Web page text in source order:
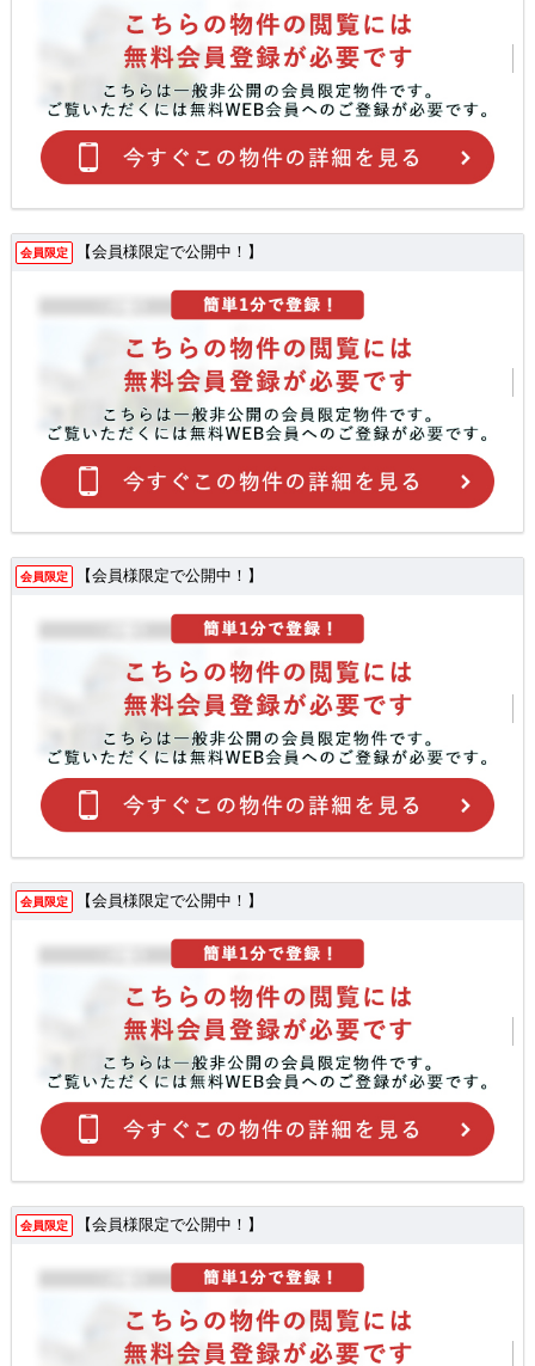
会員限定 【会員様限定で公開中！】
会員限定 【会員様限定で公開中！】
会員限定 【会員様限定で公開中！】
会員限定 【会員様限定で公開中！】